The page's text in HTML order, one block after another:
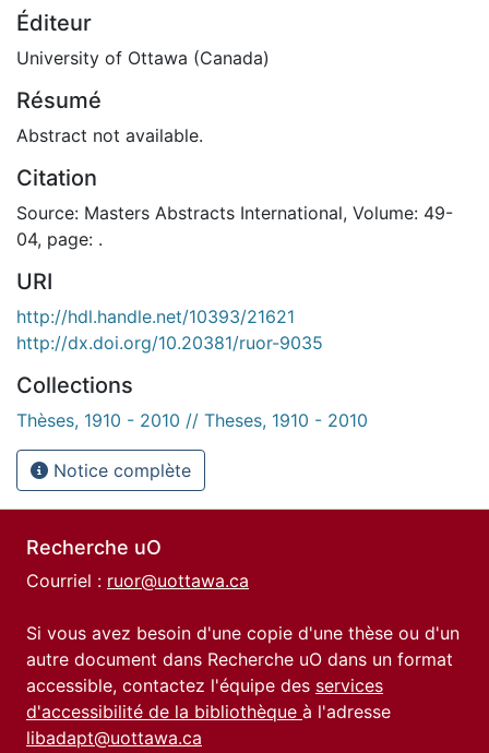
Éditeur
University of Ottawa (Canada)
Résumé
Abstract not available.
Citation
Source: Masters Abstracts International, Volume: 49-
04, page: .
URI
http://hdl.handle.net/10393/21621
http://dx.doi.org/10.20381/ruor-9035
Collections
Thèses, 1910 - 2010 // Theses, 1910 - 2010
Notice complète
Recherche uO
Courriel : ruor@uottawa.ca
Si vous avez besoin d'une copie d'une thèse ou d'un
autre document dans Recherche uO dans un format
accessible, contactez l'équipe des services
d'accessibilité de la bibliothèque à l'adresse
libadapt@uottawa.ca